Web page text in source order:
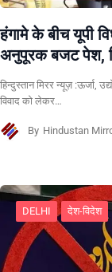
हंगामे के बीच यूपी
अनुपूरक बजट पेश,
हिन्दुस्तान मिरर न्यूज़ :ऊर्जा,
विवाद को लेकर…
By Hindustan
DELHI देश-विदेश